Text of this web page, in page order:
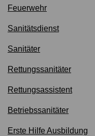
Feuerwehr
Sanitätsdienst
Sanitäter
Rettungssanitäter
Rettungsassistent
Betriebssanitäter
Erste Hilfe Ausbildung